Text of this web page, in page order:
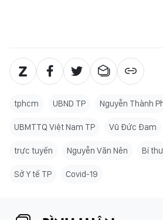
tphcm UBND TP Nguyễn Thành
UBMTTQ Việt Nam TP Vũ Đức Đam
trực tuyến Nguyễn Văn Nên Bí
Sở Y tế TP Covid-19